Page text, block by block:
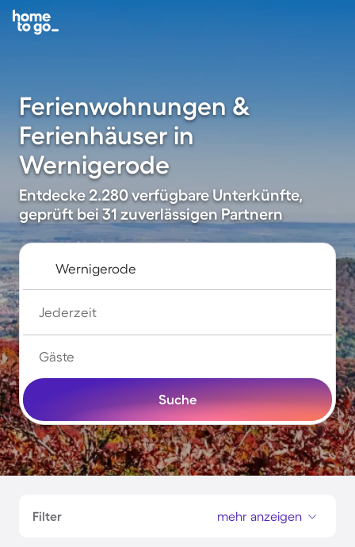
Ferienwohnungen &
Ferienhäuser in
Wernigerode
Entdecke 2.280 verfügbare Unterkünfte,
geprüft bei 31 zuverlässigen Partnern
Jederzeit
Gäste
Suche
Filter mehr anzeigen